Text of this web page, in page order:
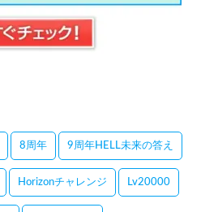
8周年 9周年HELL未来の答え
Horizonチャレンジ Lv20000